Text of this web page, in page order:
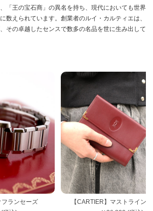
「王の宝石商」の異名を持ち、現代においても世界
数えられています。創業者のルイ・カルティエは、
その卓越したセンスで数多の名品を世に生み出して
フランセーズ
【CARTIER】マストライ